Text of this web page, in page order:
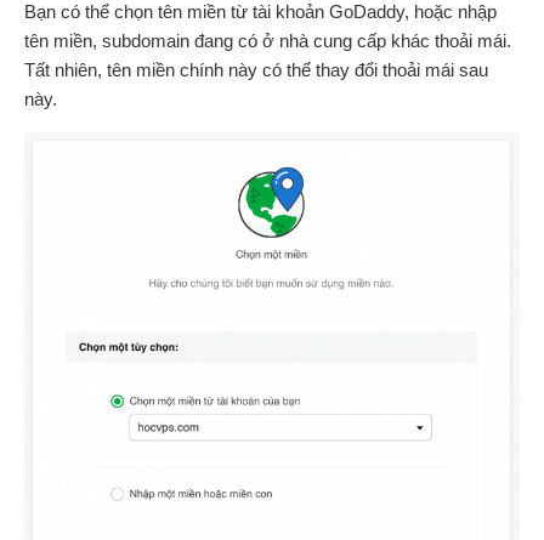
Bạn có thể chọn tên miền từ tài khoản GoDaddy, hoặc nhập
tên miền, subdomain đang có ở nhà cung cấp khác thoải mái.
Tất nhiên, tên miền chính này có thể thay đổi thoải mái sau
này.